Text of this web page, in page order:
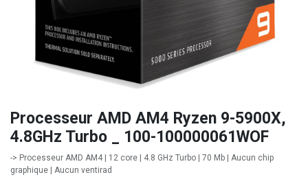
Processeur AMD AM4 Ryzen 9-5900X,
4.8GHz Turbo _ 100-100000061WOF
-> Processeur AMD AM4 | 12 core | 4.8 GHz Turbo | 70 Mb | Aucun chip
graphique | Aucun ventirad